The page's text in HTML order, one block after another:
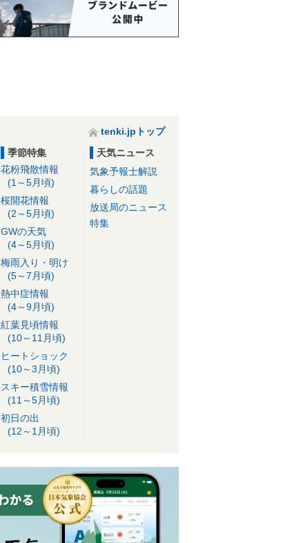
tenki.jpトップ
季節特集
花粉飛散情報
(1～5月頃)
桜開花情報
(2～5月頃)
GWの天気
(4～5月頃)
梅雨入り・明け
(5～7月頃)
熱中症情報
(4～9月頃)
紅葉見頃情報
(10～11月頃)
ヒートショック
(10～3月頃)
スキー積雪情報
(11～5月頃)
初日の出
(12～1月頃)
天気ニュース
気象予報士解説
暮らしの話題
放送局のニュース
特集